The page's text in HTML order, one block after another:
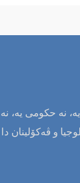
نە حکومی یە،
و ڤەکۆلینان